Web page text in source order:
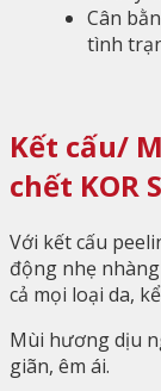
Cân
tình
Kết cấu/
chết KOR
Với kết cấu
động nhẹ
cả mọi loại da,
Mùi hương dịu
giãn, êm ái.